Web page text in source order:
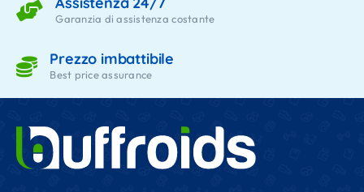
Garanzia di assistenza costante
Prezzo imbattibile
Best price assurance